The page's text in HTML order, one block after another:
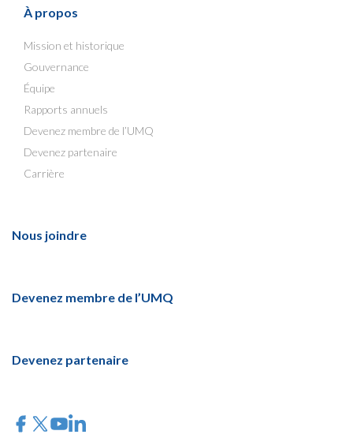
À propos
Mission et historique
Gouvernance
Équipe
Rapports annuels
Devenez membre de l’UMQ
Devenez partenaire
Carrière
Nous joindre
Devenez membre de l’UMQ
Devenez partenaire